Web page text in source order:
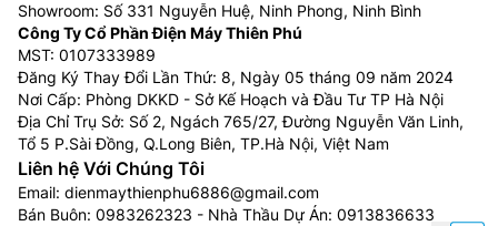
Showroom: Số 331 Nguyễn Huệ, Ninh Phong, Ninh Bình
Công Ty Cổ Phần Điện Máy Thiên Phú
MST: 0107333989
Đăng Ký Thay Đổi Lần Thứ: 8, Ngày 05 tháng 09 năm 2024
Nơi Cấp: Phòng DKKD - Sở Kế Hoạch và Đầu Tư TP Hà Nội
Địa Chỉ Trụ Sở: Số 2, Ngách 765/27, Đường Nguyễn Văn Linh,
Tổ 5 P.Sài Đồng, Q.Long Biên, TP.Hà Nội, Việt Nam
Liên hệ Với Chúng Tôi
Email: dienmaythienphu6886@gmail.com
Bán Buôn: 0983262323 - Nhà Thầu Dự Án: 0913836633